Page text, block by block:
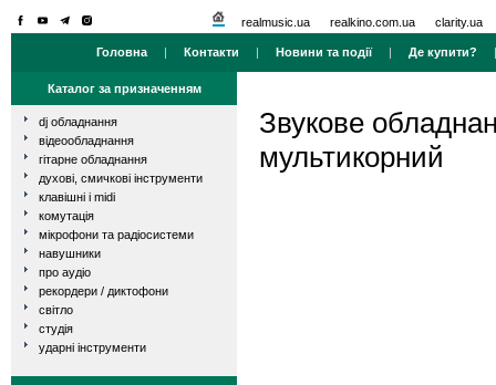
realmusic.ua realkino.com.ua clarity.ua
Головна | Контакти | Новини та події| Де купити?
Каталог за призначенням
dj обладнання
відеообладнання
гітарне обладнання
духові, смичкові інструменти
клавішні і midi
комутація
мікрофони та радіосистеми
навушники
про аудіо
рекордери / диктофони
світло
студія
ударні інструменти
Звукове
мультикорний